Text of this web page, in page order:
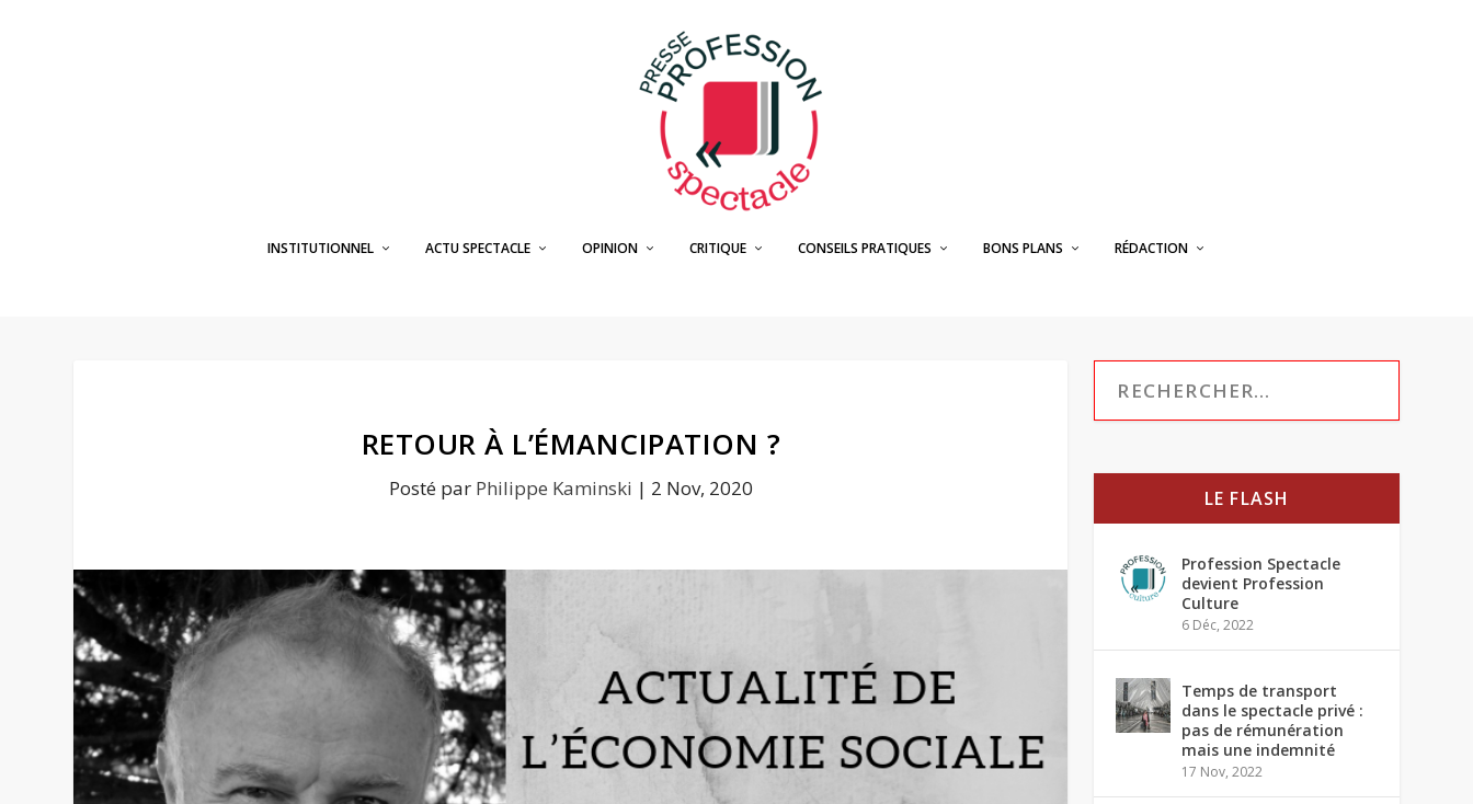
INSTITUTIONNEL ACTU SPECTACLE OPINION CRITIQUE CONSEILS PRATIQUES BONS PLANS RÉDACTION
RETOUR À L’ÉMANCIPATION ?
Posté par Philippe Kaminski | 2 Nov, 2020 LE FLASH
Profession Spectacle
devient Profession
Culture
6 Déc, 2022
Temps de transport
dans le spectacle privé :
pas de rémunération
mais une indemnité
17 Nov, 2022